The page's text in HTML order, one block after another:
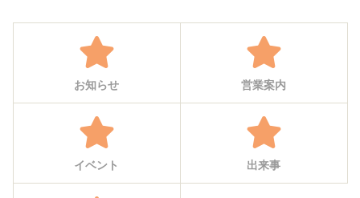
お知らせ 営業案内
イベント 出来事